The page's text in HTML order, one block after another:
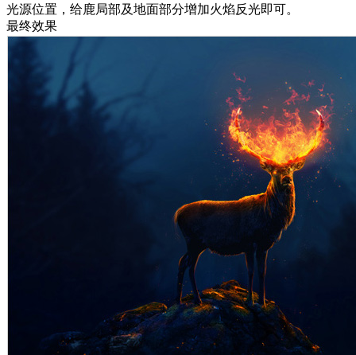
光源位置，给鹿局部及地面部分增加火焰反光即可。
最终效果